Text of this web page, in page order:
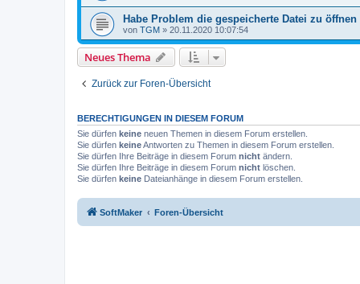
Habe Problem die gespeicherte Datei zu öffnen
von TGM » 20.11.2020 10:07:54
Neues Thema
Zurück zur Foren-Übersicht
BERECHTIGUNGEN IN DIESEM FORUM
Sie dürfen keine neuen Themen in diesem Forum erstellen.
Sie dürfen keineAntworten zu Themen in diesem Forum erstellen.
Sie dürfen Ihre Beiträge in diesem Forum nicht ändern.
Sie dürfen Ihre Beiträge in diesem Forum nicht löschen.
Sie dürfen keine Dateianhänge in diesem Forum erstellen.
SoftMaker Foren-Übersicht